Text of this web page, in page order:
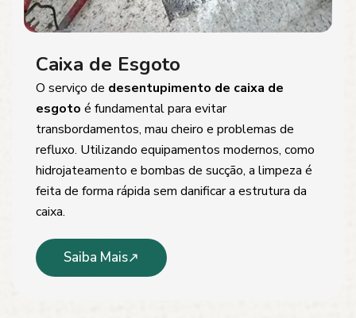
Caixa de Esgoto
O serviço de desentupimento de caixa de
esgoto é fundamental para evitar
transbordamentos, mau cheiro e problemas de
refluxo. Utilizando equipamentos modernos, como
hidrojateamento e bombas de sucção, a limpeza é
feita de forma rápida sem danificar a estrutura da
caixa.
Saiba Mais